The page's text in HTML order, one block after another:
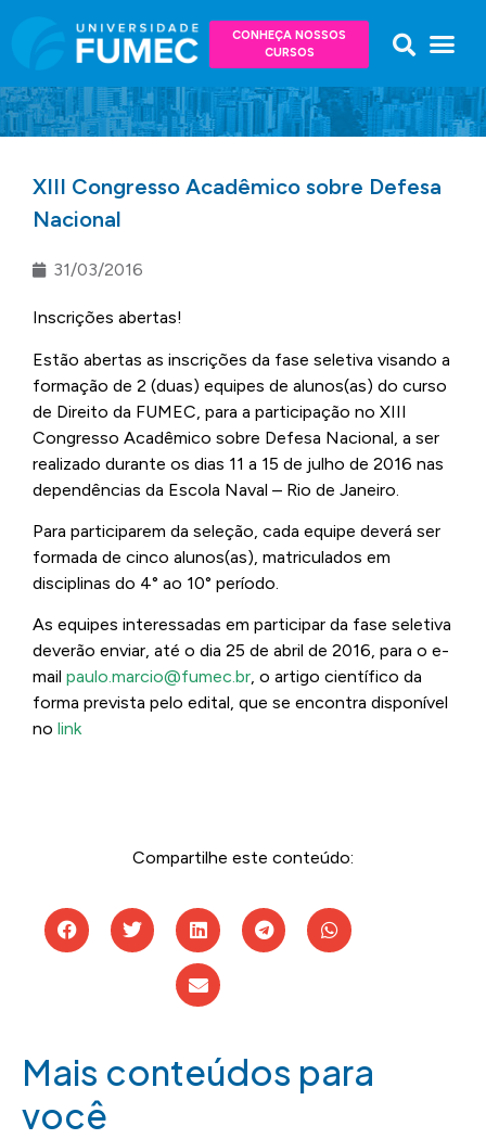
CONHEÇA NOSSOS
CURSOS
XIII Congresso Acadêmico sobre Defesa
Nacional
31/03/2016
Inscrições abertas!
Estão abertas as inscrições da fase seletiva visando a
formação de 2 (duas) equipes de alunos(as) do curso
de Direito da FUMEC, para a participação no XIII
Congresso Acadêmico sobre Defesa Nacional, a ser
realizado durante os dias 11 a 15 de julho de 2016 nas
dependências da Escola Naval – Rio de Janeiro.
Para participarem da seleção, cada equipe deverá ser
formada de cinco alunos(as), matriculados em
disciplinas do 4° ao 10° período.
As equipes interessadas em participar da fase seletiva
deverão enviar, até o dia 25 de abril de 2016, para o e-
mail paulo.marcio@fumec.br, o artigo científico da
forma prevista pelo edital, que se encontra disponível
no link
Compartilhe este conteúdo:
Mais conteúdos para
você